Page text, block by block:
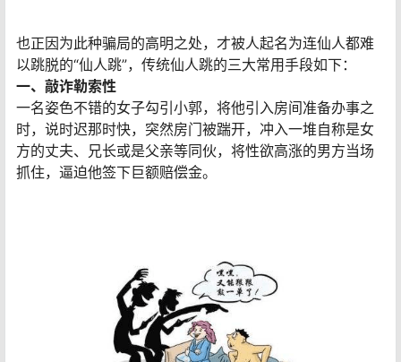
也正因为此种骗局的高明之处，才被人起名为连仙人都难
以跳脱的“仙人跳”，传统仙人跳的三大常用手段如下：
一、敲诈勒索性
一名姿色不错的女子勾引小郭，将他引入房间准备办事之
时，说时迟那时快，突然房门被踹开，冲入一堆自称是女
方的丈夫、兄长或是父亲等同伙，将性欲高涨的男方当场
抓住，逼迫他签下巨额赔偿金。